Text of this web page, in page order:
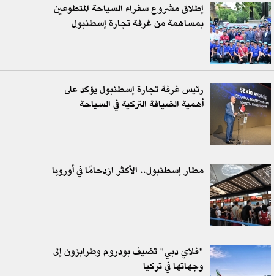
إطلاق مشروع سفراء السياحة المتطوعين
بمساهمة من غرفة تجارة إسطنبول
رئيس غرفة تجارة إسطنبول يؤكد على
أهمية الضيافة التركية في السياحة
مطار إسطنبول.. الأكثر ازدحامًا في أوروبا
"فلاي دبي" تضيف بودروم وطرابزون إلى
وجهاتها في تركيا